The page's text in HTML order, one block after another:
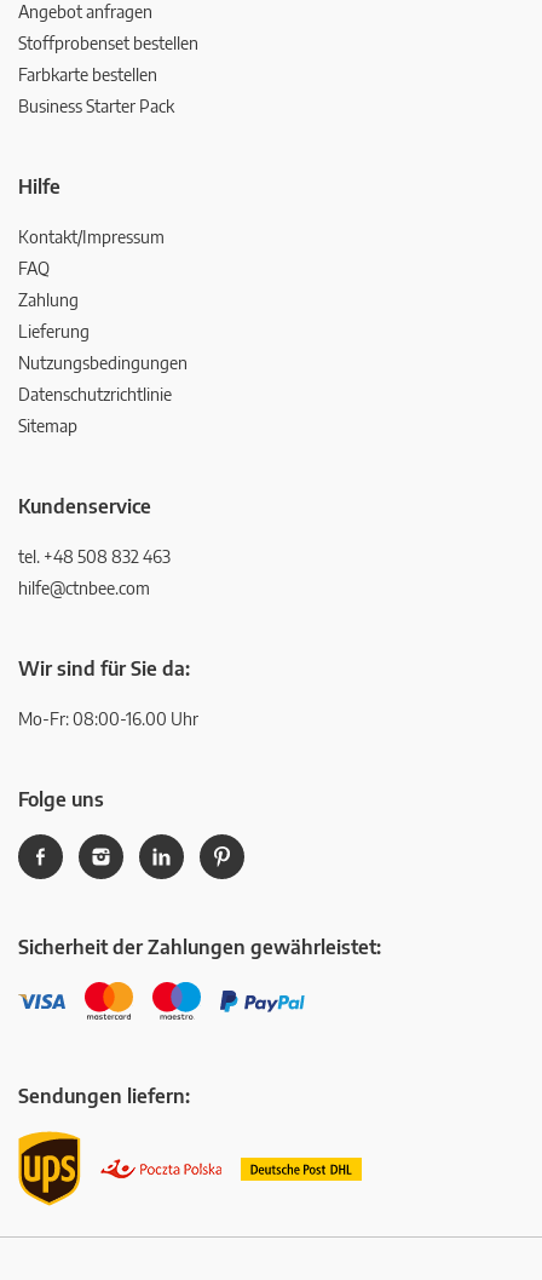
Angebot anfragen
Stoffprobenset bestellen
Farbkarte bestellen
Business Starter Pack
Hilfe
Kontakt/Impressum
FAQ
Zahlung
Lieferung
Nutzungsbedingungen
Datenschutzrichtlinie
Sitemap
Kundenservice
tel. +48 508 832 463
hilfe@ctnbee.com
Wir sind für Sie da:
Mo-Fr: 08:00-16.00 Uhr
Folge uns
Sicherheit der Zahlungen gewährleistet:
Sendungen liefern: